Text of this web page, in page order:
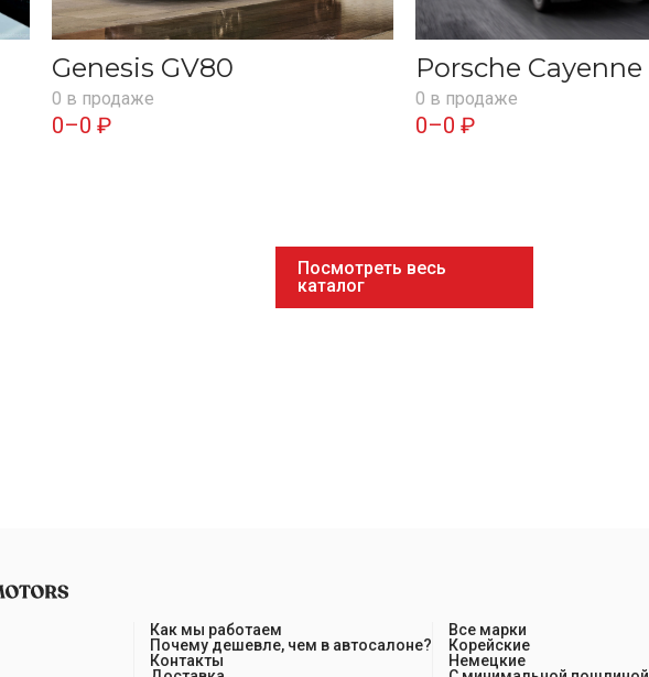
Genesis GV80
0 в продаже
0–0 ₽
Porsche Cayenne
0 в продаже
0–0 ₽
Посмотреть весь
каталог
Как мы работаем
Почему дешевле, чем в автосалоне?
Контакты
Все марки
Корейские
Немецкие